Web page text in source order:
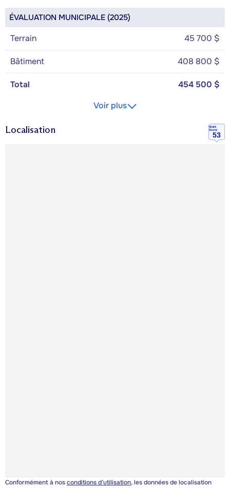
ÉVALUATION MUNICIPALE (2025)
Terrain 45 700 $
Bâtiment 408 800 $
Total
454 500 $
Voir plus
Localisation
Walk
Score
53
Conformément à nosconditions d’utilisation, les données de localisation